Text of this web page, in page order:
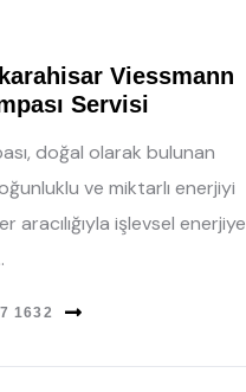
Viessmann
Servisi
doğal olarak bulunan
ve miktarlı enerjiyi
aracılığıyla işlevsel enerjiye
1632